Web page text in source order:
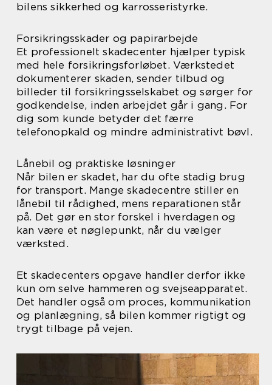
bilens sikkerhed og karrosseristyrke.
Forsikringsskader og papirarbejde
Et professionelt skadecenter hjælper typisk
med hele forsikringsforløbet. Værkstedet
dokumenterer skaden, sender tilbud og
billeder til forsikringsselskabet og sørger for
godkendelse, inden arbejdet går i gang. For
dig som kunde betyder det færre
telefonopkald og mindre administrativt bøvl.
Lånebil og praktiske løsninger
Når bilen er skadet, har du ofte stadig brug
for transport. Mange skadecentre stiller en
lånebil til rådighed, mens reparationen står
på. Det gør en stor forskel i hverdagen og
kan være et nøglepunkt, når du vælger
værksted.
Et skadecenters opgave handler derfor ikke
kun om selve hammeren og svejseapparatet.
Det handler også om proces, kommunikation
og planlægning, så bilen kommer rigtigt og
trygt tilbage på vejen.